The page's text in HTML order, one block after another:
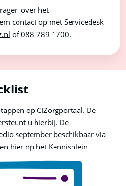
over het
contact op met Servicedesk
of 088-789 1700.
op CIZorgportaal. De
u hierbij. De
september beschikbaar via
hier op het Kennisplein.